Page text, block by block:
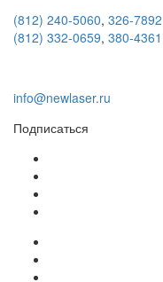
(812) 240-5060, 326-7892
(812) 332-0659, 380-4361
info@newlaser.ru
Подписаться